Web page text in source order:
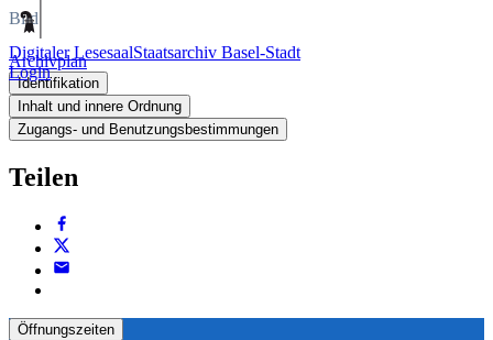
Digitaler LesesaalStaatsarchiv Basel-Stadt
Login
Bild
Archivplan
Identifikation
Inhalt und innere Ordnung
Zugangs- und Benutzungsbestimmungen
Teilen
Öffnungszeiten